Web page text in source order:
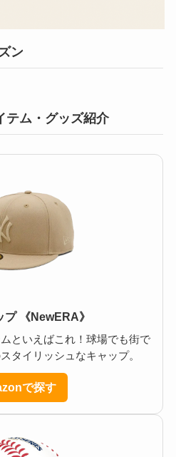
ン
テム・グッズ紹介
《NewERA》
といえばこれ！球場でも街で
タイリッシュなキャップ。
で探す